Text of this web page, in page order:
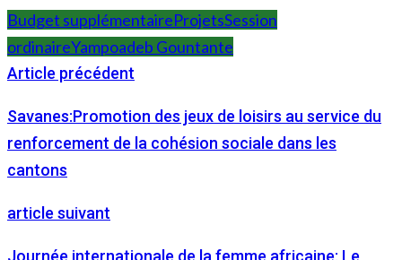
Budget supplémentaireProjetsSession
ordinaireYampoadeb Gountante
Article précédent
Savanes:Promotion des jeux de loisirs au service du
renforcement de la cohésion sociale dans les
cantons
article suivant
Journée internationale de la femme africaine: Le